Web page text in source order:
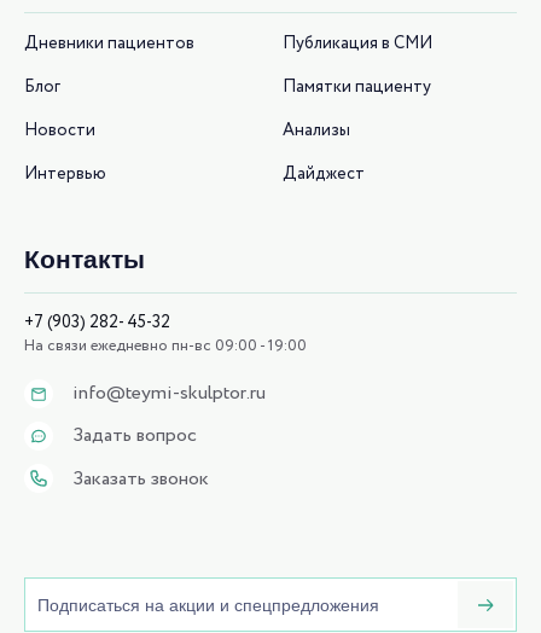
Дневники пациентов
Блог
Новости
Интервью
Публикация в СМИ
Памятки пациенту
Анализы
Дайджест
Контакты
+7 (903) 282- 45-32
На связи ежедневно пн-вс 09:00 - 19:00
info@teymi-skulptor.ru
Задать вопрос
Заказать звонок